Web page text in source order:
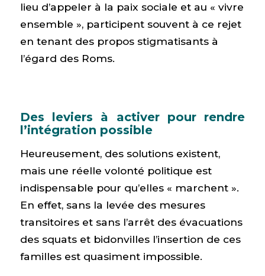
lieu d’appeler à la paix sociale et au « vivre
ensemble », participent souvent à ce rejet
en tenant des propos stigmatisants à
l’égard des Roms.
Des leviers à activer pour rendre
l’intégration possible
Heureusement, des solutions existent,
mais une réelle volonté politique est
indispensable pour qu’elles « marchent ».
En effet, sans la levée des mesures
transitoires et sans l’arrêt des évacuations
des squats et bidonvilles l’insertion de ces
familles est quasiment impossible.